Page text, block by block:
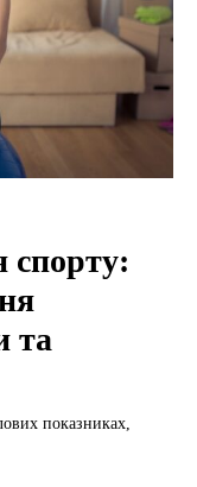
спорту:
та
показниках,